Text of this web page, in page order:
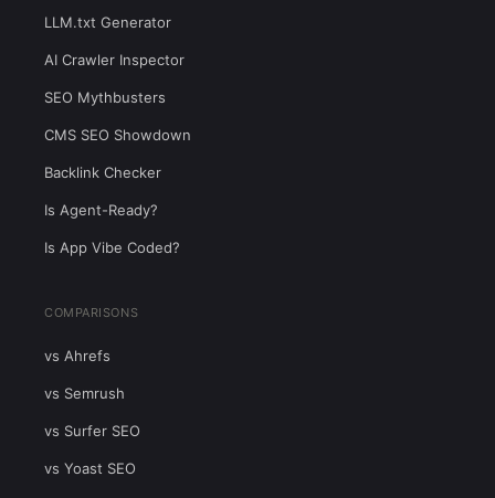
LLM.txt Generator
AI Crawler Inspector
SEO Mythbusters
CMS SEO Showdown
Backlink Checker
Is Agent-Ready?
Is App Vibe Coded?
COMPARISONS
vs Ahrefs
vs Semrush
vs Surfer SEO
vs Yoast SEO